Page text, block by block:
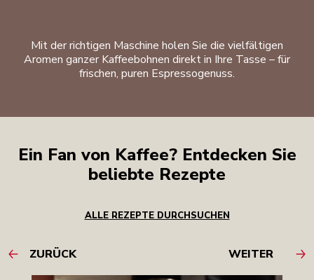
Mit der richtigen Maschine holen Sie die vielfältigen
Aromen ganzer Kaffeebohnen direkt in Ihre Tasse – für
frischen, puren Espressogenuss.
Ein Fan von Kaffee? Entdecken Sie
beliebte Rezepte
ALLE REZEPTE DURCHSUCHEN
ZURÜCK WEITER